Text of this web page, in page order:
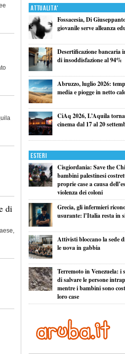
di
Attualita'
Fossacesia, Di
giovanile serve alleanza
Desertificazione bancaria
di insoddisfazione al 94%
Abruzzo, luglio 2026:
media e piogge in netto
CiAq 2026, L’Aquila
cinema dal 17 al 20
Esteri
Cisgiordania: Save the
bambini palestinesi
proprie case a causa
violenza dei coloni
Grecia, gli infermieri
usurante: l’Italia resta in
Attivisti bloccano la sede
le uova in gabbia
Terremoto in Venezuela: i
di salvare le persone
mentre i bambini sono
loro case